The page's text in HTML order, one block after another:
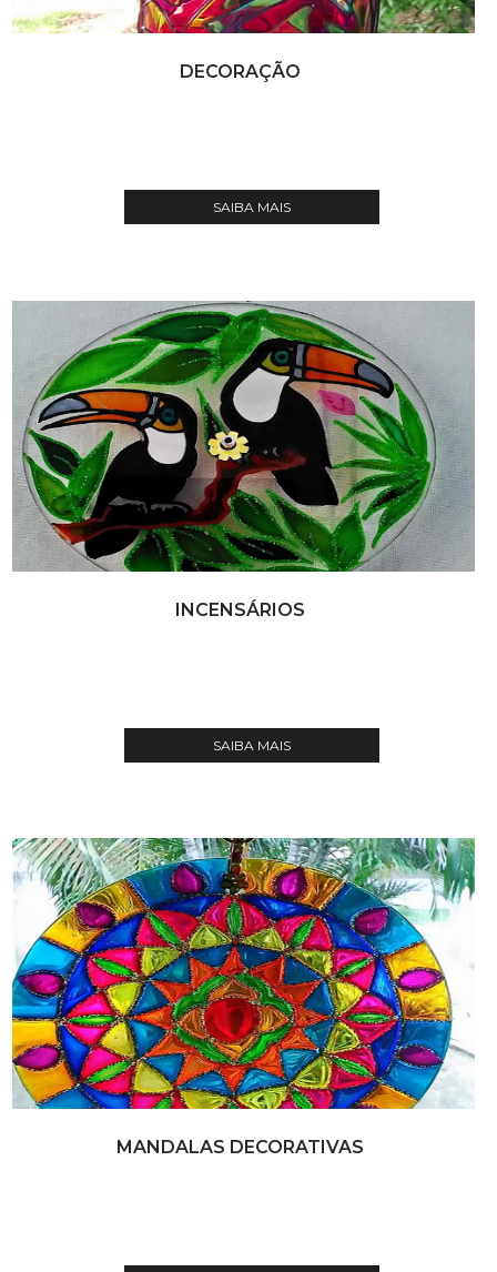
DECORAÇÃO
SAIBA MAIS
INCENSÁRIOS
SAIBA MAIS
MANDALAS DECORATIVAS